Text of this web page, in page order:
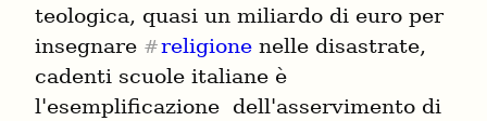
teologica, quasi un miliardo di euro per
insegnare #religione nelle disastrate,
cadenti scuole italiane è
l'esemplificazione  dell'asservimento di